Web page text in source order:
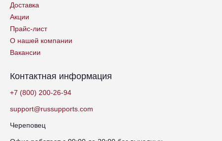
Доставка
Акции
Прайс-лист
О нашей компании
Вакансии
Контактная информация
+7 (800) 200-26-94
support@russupports.com
Череповец